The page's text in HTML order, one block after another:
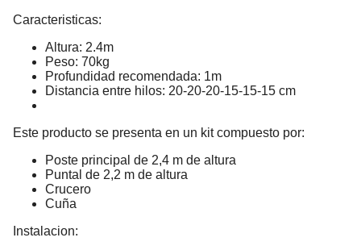
Caracteristicas:
Altura: 2.4m
Peso: 70kg
Profundidad recomendada: 1m
Distancia entre hilos: 20-20-20-15-15-15 cm
Este producto se presenta en un kit compuesto por:
Poste principal de 2,4 m de altura
Puntal de 2,2 m de altura
Crucero
Cuña
Instalacion: